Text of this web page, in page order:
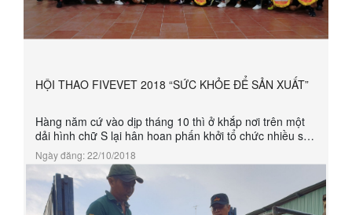
HỘI THAO FIVEVET 2018 “SỨC KHỎE ĐỂ SẢN XUẤT”
Hàng năm cứ vào dịp tháng 10 thì ở khắp nơi trên một
dải hình chữ S lại hân hoan phấn khởi tổ chức nhiều sự
kiện văn hóa, văn nghệ, thể dục, thể thao … chào mừng
ngày thành lập HLHPN Việt Nam 20-10. Hòa chung
trong không khí đó, ngày 06 tháng 10 năm 2018, Công
ty cổ phần thuốc thú y Trung ương 5 chính thức khai
mạc Hội thao “ Sức khỏe để sản xuất”....
Ngày đăng: 22/10/2018